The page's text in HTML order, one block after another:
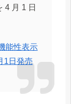
4 月 1 日
能性表示
1日発売